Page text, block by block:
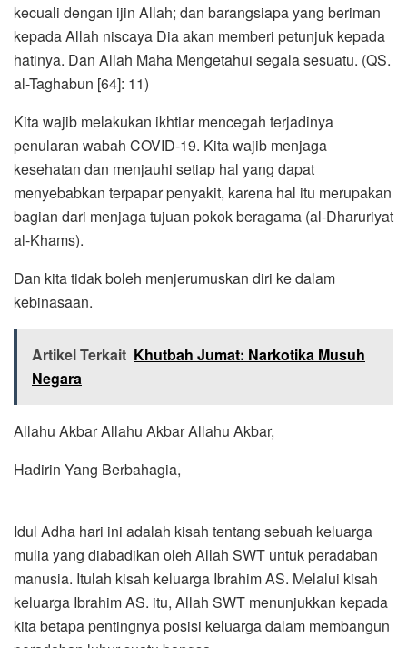
kecuali dengan ijin Allah; dan barangsiapa yang beriman
kepada Allah niscaya Dia akan memberi petunjuk kepada
hatinya. Dan Allah Maha Mengetahui segala sesuatu. (QS.
al-Taghabun [64]: 11)
Kita wajib melakukan ikhtiar mencegah terjadinya
penularan wabah COVID-19. Kita wajib menjaga
kesehatan dan menjauhi setiap hal yang dapat
menyebabkan terpapar penyakit, karena hal itu merupakan
bagian dari menjaga tujuan pokok beragama (al-Dharuriyat
al-Khams).
Dan kita tidak boleh menjerumuskan diri ke dalam
kebinasaan.
Artikel Terkait Khutbah Jumat: Narkotika Musuh
Negara
Allahu Akbar Allahu Akbar Allahu Akbar,
Hadirin Yang Berbahagia,
Idul Adha hari ini adalah kisah tentang sebuah keluarga
mulia yang diabadikan oleh Allah SWT untuk peradaban
manusia. Itulah kisah keluarga Ibrahim AS. Melalui kisah
keluarga Ibrahim AS. itu, Allah SWT menunjukkan kepada
kita betapa pentingnya posisi keluarga dalam membangun